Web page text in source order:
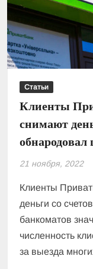
Статьи
Клиенты
снимают
21 ноября, 2022
Клиенты
деньги со
банкоматов
численность
за выезда